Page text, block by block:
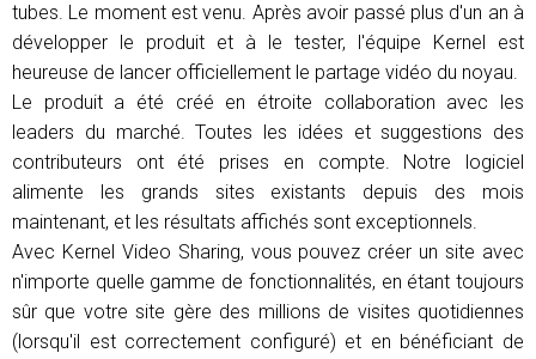
tubes. Le moment est venu. Après avoir passé plus d'un an à
développer le produit et à le tester, l'équipe Kernel est
heureuse de lancer officiellement le partage vidéo du noyau.
Le produit a été créé en étroite collaboration avec les
leaders du marché. Toutes les idées et suggestions des
contributeurs ont été prises en compte. Notre logiciel
alimente les grands sites existants depuis des mois
maintenant, et les résultats affichés sont exceptionnels.
Avec Kernel Video Sharing, vous pouvez créer un site avec
n'importe quelle gamme de fonctionnalités, en étant toujours
sûr que votre site gère des millions de visites quotidiennes
(lorsqu'il est correctement configuré) et en bénéficiant de